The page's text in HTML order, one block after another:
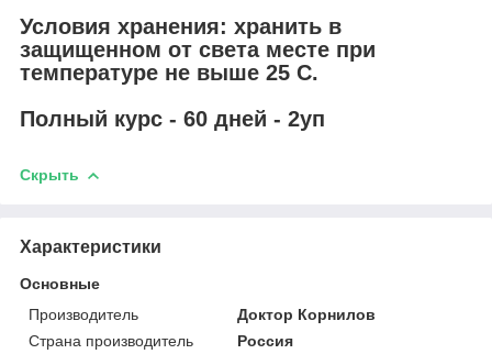
Условия хранения: хранить в
защищенном от света месте при
температуре не выше 25 С.
Полный курс - 60 дней - 2уп
Скрыть
Характеристики
Основные
Производитель
Доктор Корнилов
Страна производитель
Россия